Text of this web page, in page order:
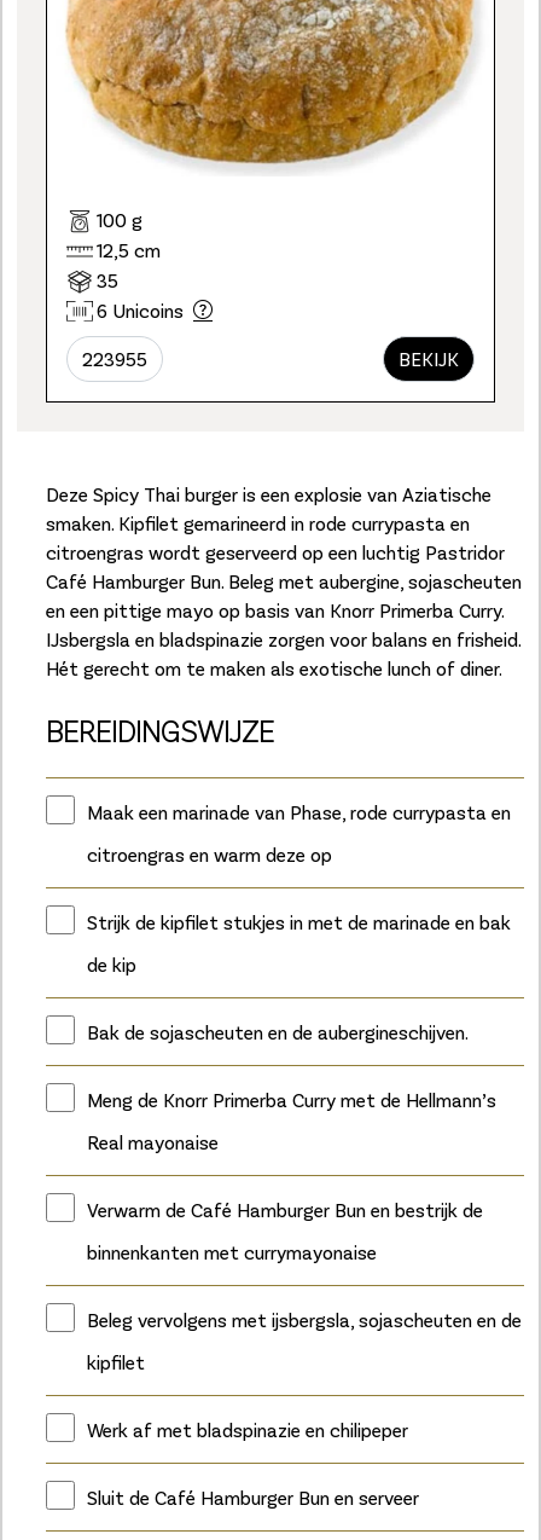
100 g
12,5 cm
35
6 Unicoins
223955 BEKIJK
Deze Spicy Thai burger is een explosie van Aziatische
smaken. Kipfilet gemarineerd in rode currypasta en
citroengras wordt geserveerd op een luchtig Pastridor
Café Hamburger Bun. Beleg met aubergine, sojascheuten
en een pittige mayo op basis van Knorr Primerba Curry.
IJsbergsla en bladspinazie zorgen voor balans en frisheid.
Hét gerecht om te maken als exotische lunch of diner.
BEREIDINGSWIJZE
Maak een marinade van Phase, rode currypasta en
citroengras en warm deze op
Strijk de kipfilet stukjes in met de marinade en bak
de kip
Bak de sojascheuten en de aubergineschijven.
Meng de Knorr Primerba Curry met de Hellmann’s
Real mayonaise
Verwarm de Café Hamburger Bun en bestrijk de
binnenkanten met currymayonaise
Beleg vervolgens met ijsbergsla, sojascheuten en de
kipfilet
Werk af met bladspinazie en chilipeper
Sluit de Café Hamburger Bun en serveer